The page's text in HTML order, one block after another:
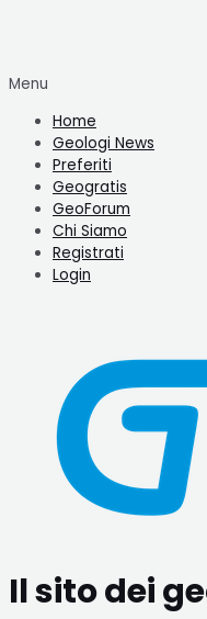
Menu
Home
Geologi News
Preferiti
Geogratis
GeoForum
Chi Siamo
Registrati
Login
Il sito dei